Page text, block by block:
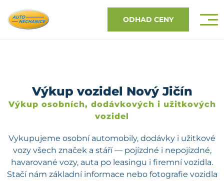
ODHAD CENY
Výkup vozidel Nový Jičín
Výkup osobních, dodávkových i užitkových
vozidel
Vykupujeme osobní automobily, dodávky i užitkové
vozy všech značek a stáří — pojízdné i nepojízdné,
havarované vozy, auta po leasingu i firemní vozidla.
Stačí nám základní informace nebo fotografie vozidla